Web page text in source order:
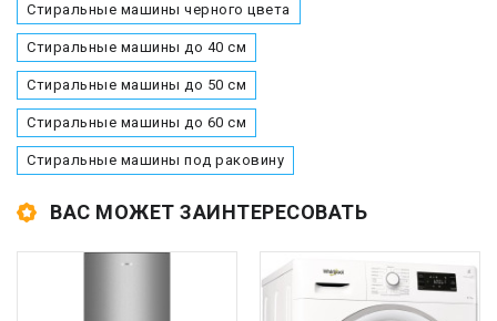
Стиральные машины черного цвета
Стиральные машины до 40 см
Стиральные машины до 50 см
Стиральные машины до 60 см
Стиральные машины под раковину
ВАС МОЖЕТ ЗАИНТЕРЕСОВАТЬ